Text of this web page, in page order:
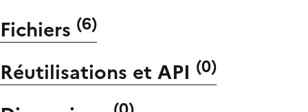
Fichiers (6)
Réutilisations et API (0)